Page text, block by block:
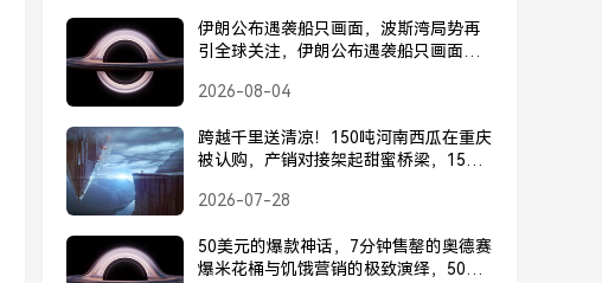
伊朗公布遇袭船只画面，波斯湾局势再
引全球关注，伊朗公布遇袭船只画面，
2026-08-04
跨越千里送清凉！150吨河南西瓜在重庆
被认购，产销对接架起甜蜜桥梁，150吨
桥梁
2026-07-28
50美元的爆款神话，7分钟售罄的奥德赛
爆米花桶与饥饿营销的极致演绎，50美